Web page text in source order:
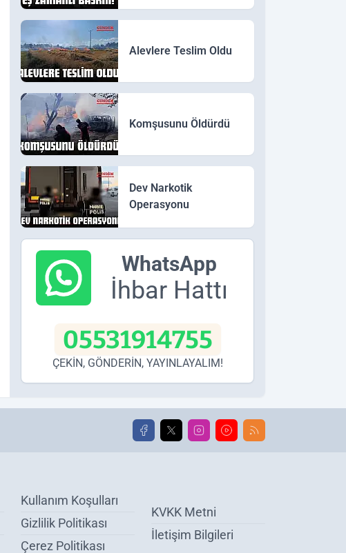
Alevlere Teslim Oldu
Komşusunu Öldürdü
Dev Narkotik
Operasyonu
WhatsApp
İhbar Hattı
05531914755
ÇEKİN, GÖNDERİN, YAYINLAYALIM!
Kullanım Koşulları
Gizlilik Politikası
Çerez Politikası
KVKK Metni
İletişim Bilgileri